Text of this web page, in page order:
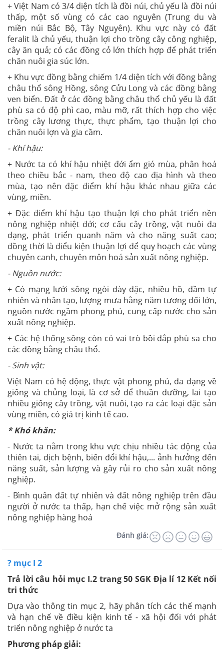
+ Việt Nam có 3/4 diện tích là đồi núi, chủ yếu là đồi núi
thấp, một số vùng có các cao nguyên (Trung du và
miền núi Bắc Bộ, Tây Nguyên). Khu vực này có đất
feralit là chủ yếu, thuận lợi cho trồng cây công nghiệp,
cây ăn quả; có các đồng cỏ lớn thích hợp để phát triển
chăn nuôi gia súc lớn.
+ Khu vực đồng bằng chiếm 1/4 diện tích với đồng bằng
châu thổ sông Hồng, sông Cửu Long và các đồng bằng
ven biển. Đất ở các đồng bằng châu thổ chủ yếu là đất
phù sa có độ phì cao, màu mỡ, rất thích hợp cho việc
trồng cây lương thực, thực phẩm, tạo thuận lợi cho
chăn nuôi lợn và gia cầm.
- Khí hậu:
+ Nước ta có khí hậu nhiệt đới ẩm gió mùa, phân hoá
theo chiều bắc - nam, theo độ cao địa hình và theo
mùa, tạo nên đặc điểm khí hậu khác nhau giữa các
vùng, miền.
+ Đặc điểm khí hậu tạo thuận lợi cho phát triển nền
nông nghiệp nhiệt đới; cơ cấu cây trồng, vật nuôi đa
dạng, phát triển quanh năm và cho năng suất cao;
đồng thời là điểu kiện thuận lợi để quy hoạch các vùng
chuyên canh, chuyên môn hoá sản xuất nông nghiệp.
- Nguồn nước:
+ Có mạng lưới sông ngòi dày đặc, nhiều hồ, đầm tự
nhiên và nhân tạo, lượng mưa hằng năm tương đối lớn,
nguồn nước ngầm phong phú, cung cấp nước cho sản
xuất nông nghiệp.
+ Các hệ thống sông còn có vai trò bồi đắp phù sa cho
các đồng bằng châu thổ.
- Sinh vật:
Việt Nam có hệ động, thực vật phong phú, đa dạng về
giống và chủng loại, là cơ sở để thuần dưỡng, lai tạo
nhiều giống cây trồng, vật nuôi, tạo ra các loại đặc sản
vùng miền, có giá trị kinh tế cao.
* Khó khăn:
- Nước ta nằm trong khu vực chịu nhiều tác động của
thiên tai, dịch bệnh, biến đổi khí hậu,... ảnh hưởng đến
năng suất, sản lượng và gây rủi ro cho sản xuất nông
nghiệp.
- Bình quân đất tự nhiên và đất nông nghiệp trên đầu
người ở nước ta thấp, hạn chế việc mở rộng sản xuất
nông nghiệp hàng hoá
Đánh giá:
? mục I 2
Trả lời câu hỏi mục I.2 trang 50 SGK Địa lí 12 Kết nối
tri thức
Dựa vào thông tin mục 2, hãy phân tích các thế mạnh
và hạn chế về điều kiện kinh tế - xã hội đối với phát
triển nông nghiệp ở nước ta
Phương pháp giải: